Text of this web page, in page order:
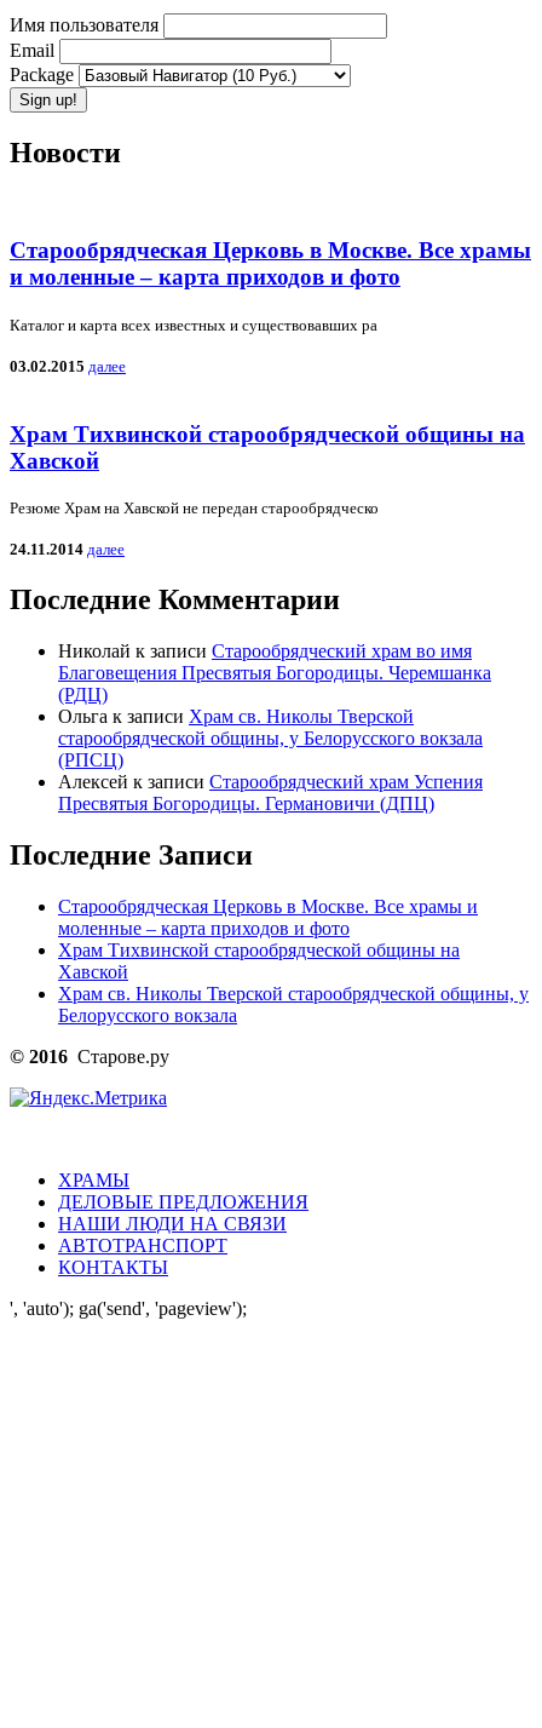
Имя пользователя
Email
Package
Новости
Старообрядческая Церковь в Москве. Все храмы
и моленные – карта приходов и фото
Каталог и карта всех известных и существовавших ра
03.02.2015 далее
Храм Тихвинской старообрядческой общины на
Хавской
Резюме Храм на Хавской не передан старообрядческо
24.11.2014 далее
Последние Комментарии
Николай к записи Старообрядческий храм во имя
Благовещения Пресвятыя Богородицы. Черемшанка
(РДЦ)
Ольга к записи Храм св. Николы Тверской
старообрядческой общины, у Белорусского вокзала
(РПСЦ)
Алексей к записи Старообрядческий храм Успения
Пресвятыя Богородицы. Германовичи (ДПЦ)
Последние Записи
Старообрядческая Церковь в Москве. Все храмы и
моленные – карта приходов и фото
Храм Тихвинской старообрядческой общины на
Хавской
Храм св. Николы Тверской старообрядческой общины, у
Белорусского вокзала
© 2016 Старове.ру
ХРАМЫ
ДЕЛОВЫЕ ПРЕДЛОЖЕНИЯ
НАШИ ЛЮДИ НА СВЯЗИ
АВТОТРАНСПОРТ
КОНТАКТЫ
', 'auto'); ga('send', 'pageview');